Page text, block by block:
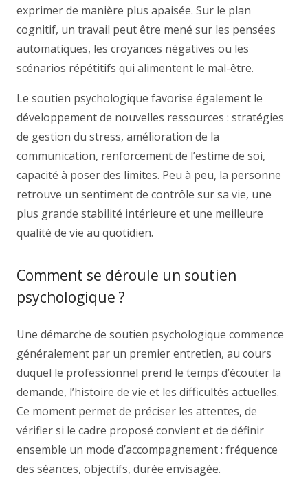
exprimer de manière plus apaisée. Sur le plan
cognitif, un travail peut être mené sur les pensées
automatiques, les croyances négatives ou les
scénarios répétitifs qui alimentent le mal-être.
Le soutien psychologique favorise également le
développement de nouvelles ressources : stratégies
de gestion du stress, amélioration de la
communication, renforcement de l’estime de soi,
capacité à poser des limites. Peu à peu, la personne
retrouve un sentiment de contrôle sur sa vie, une
plus grande stabilité intérieure et une meilleure
qualité de vie au quotidien.
Comment se déroule un soutien
psychologique ?
Une démarche de soutien psychologique commence
généralement par un premier entretien, au cours
duquel le professionnel prend le temps d’écouter la
demande, l’histoire de vie et les difficultés actuelles.
Ce moment permet de préciser les attentes, de
vérifier si le cadre proposé convient et de définir
ensemble un mode d’accompagnement : fréquence
des séances, objectifs, durée envisagée.